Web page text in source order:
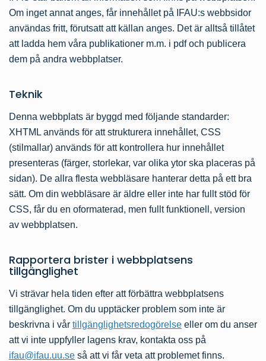
Om inget annat anges, får innehållet på IFAU:s webbsidor
användas fritt, förutsatt att källan anges. Det är alltså tillåtet
att ladda hem våra publikationer m.m. i pdf och publicera
dem på andra webbplatser.
Teknik
Denna webbplats är byggd med följande standarder:
XHTML används för att strukturera innehållet, CSS
(stilmallar) används för att kontrollera hur innehållet
presenteras (färger, storlekar, var olika ytor ska placeras på
sidan). De allra flesta webbläsare hanterar detta på ett bra
sätt. Om din webbläsare är äldre eller inte har fullt stöd för
CSS, får du en oformaterad, men fullt funktionell, version
av webbplatsen.
Rapportera brister i webbplatsens
tillgänglighet
Vi strävar hela tiden efter att förbättra webbplatsens
tillgänglighet. Om du upptäcker problem som inte är
beskrivna i vår tillgänglighetsredogörelse eller om du anser
att vi inte uppfyller lagens krav, kontakta oss på
ifau@ifau.uu.se så att vi får veta att problemet finns.